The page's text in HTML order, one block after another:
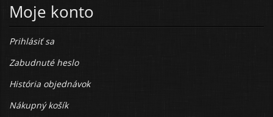
Moje konto
Prihlásiť sa
Zabudnuté heslo
História objednávok
Nákupný košík